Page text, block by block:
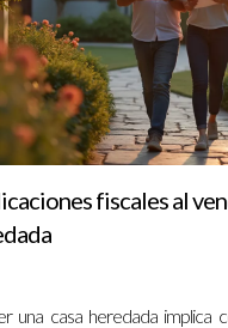
fiscales al
una casa heredada implica